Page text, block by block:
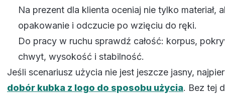
Na prezent dla klienta oceniaj nie tylko materiał,
opakowanie i odczucie po wzięciu do ręki.
Do pracy w ruchu sprawdź całość: korpus,
chwyt, wysokość i stabilność.
Jeśli scenariusz użycia nie jest jeszcze jasny,
dobór kubka z logo do sposobu użycia. Bez tej